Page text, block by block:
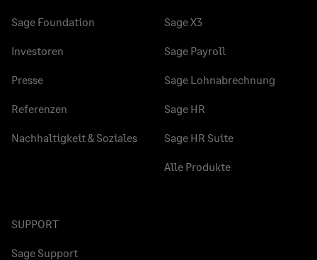
Sage Foundation
Investoren
Presse
Referenzen
Nachhaltigkeit & Soziales
Sage X3
Sage Payroll
Sage Lohnabrechnung
Sage HR
Sage HR Suite
Alle Produkte
SUPPORT
Sage Support